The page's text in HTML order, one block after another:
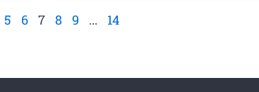
5 6 7 8 9 ... 14